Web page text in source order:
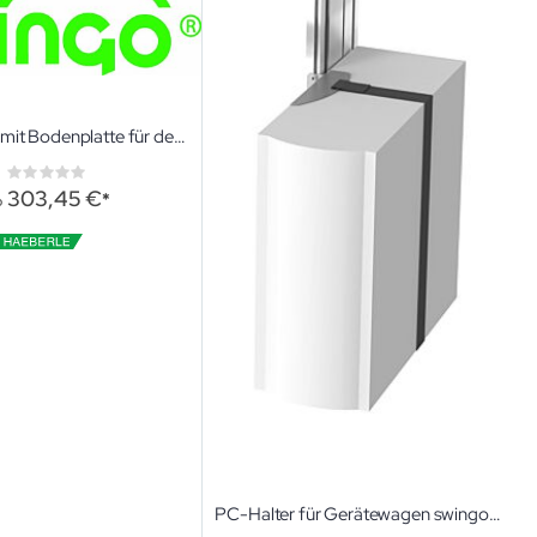
Fahrgestelle mit Bodenplatte für den Wagen swingo Zubehör für Gerätewagen
Rating:
0%
303,45 €
PC-Halter für Gerätewagen swingo Zubehör für Vielzweckwagen